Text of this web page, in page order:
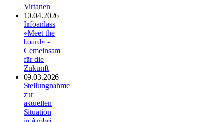
Virtanen
10.04.2026
Infoanlass
«Meet the
board» -
Gemeinsam
für die
Zukunft
09.03.2026
Stellungnahme
zur
aktuellen
Situation